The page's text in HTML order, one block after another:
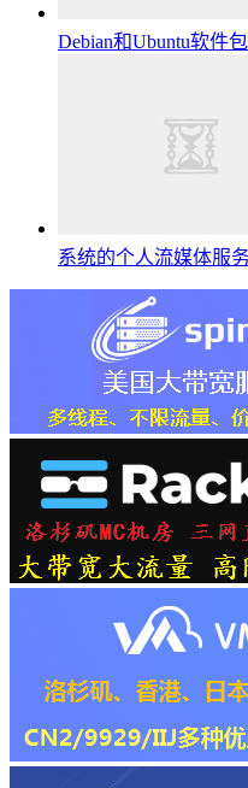
Debian和Ubuntu软件
系统的个人流媒体服